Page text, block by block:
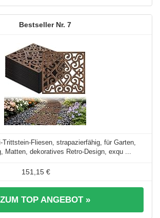
7
Trittstein-Fliesen, strapazierfähig, für Garten,
Matten, dekoratives Retro-Design, exqu ...
151,15 €
ZUM TOP ANGEBOT »